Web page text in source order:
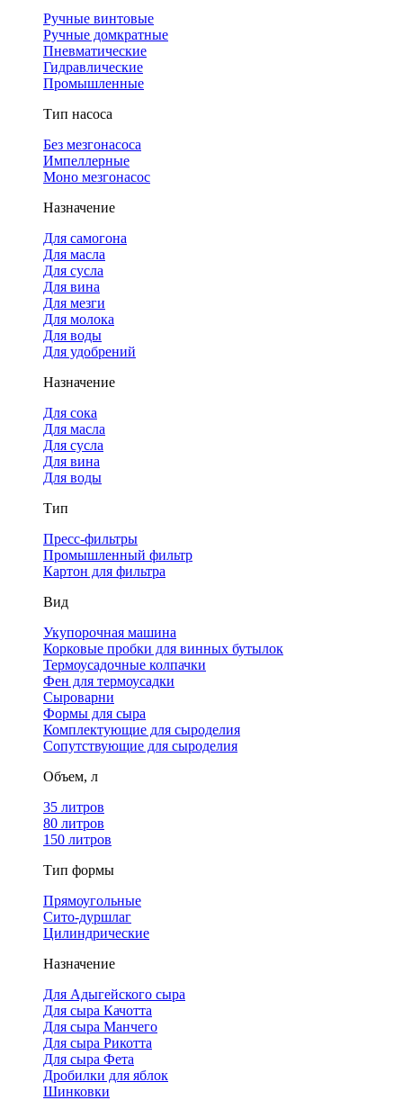
Ручные винтовые
Ручные домкратные
Пневматические
Гидравлические
Промышленные
Тип насоса
Без мезгонасоса
Импеллерные
Моно мезгонасос
Назначение
Для самогона
Для масла
Для сусла
Для вина
Для мезги
Для молока
Для воды
Для удобрений
Назначение
Для сока
Для масла
Для сусла
Для вина
Для воды
Тип
Пресс-фильтры
Промышленный фильтр
Картон для фильтра
Вид
Укупорочная машина
Корковые пробки для винных бутылок
Термоусадочные колпачки
Фен для термоусадки
Сыроварни
Формы для сыра
Комплектующие для сыроделия
Сопутствующие для сыроделия
Объем, л
35 литров
80 литров
150 литров
Тип формы
Прямоугольные
Сито-дуршлаг
Цилиндрические
Назначение
Для Адыгейского сыра
Для сыра Качотта
Для сыра Манчего
Для сыра Рикотта
Для сыра Фета
Дробилки для яблок
Шинковки